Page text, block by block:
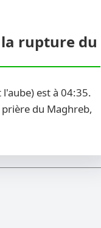
rupture du
est à 04:35.
du Maghreb,